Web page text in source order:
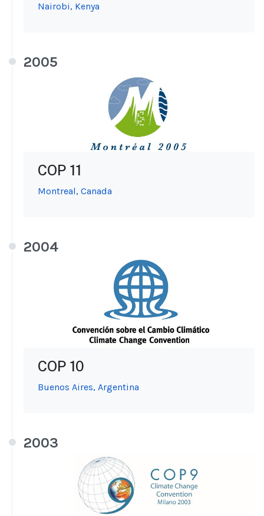
Nairobi, Kenya
2005
COP 11
Montreal, Canada
2004
COP 10
Buenos Aires, Argentina
2003